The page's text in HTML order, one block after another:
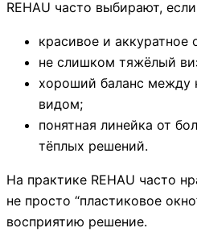
REHAU часто выбирают,
красивое и аккуратное
не слишком тяжёлый
хороший баланс
видом;
понятная линейка от
тёплых решений.
На практике REHAU часто
не просто “пластиковое
восприятию решение.